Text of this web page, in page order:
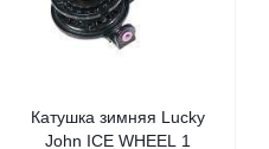
Катушка зимняя Lucky
John ICE WHEEL 1